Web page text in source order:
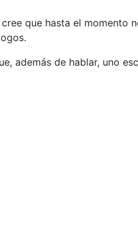
que hasta el
además de hablar, uno